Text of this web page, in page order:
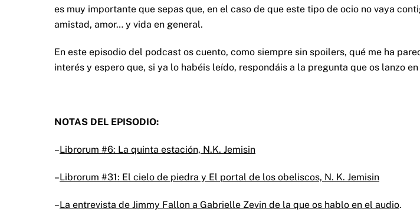
es muy importante que sepas que, en el caso de que este tipo de ocio no vaya
amistad, amor… y vida en general.
En este episodio del podcast os cuento, como siempre sin spoilers, qué me ha
interés y espero que, si ya lo habéis leído, respondáis a la pregunta que os lanzo
NOTAS DEL EPISODIO:
–Librorum #6: La quinta estación, N.K. Jemisin
–Librorum #31: El cielo de piedra y El portal de los obeliscos, N. K. Jemisin
–La entrevista de Jimmy Fallon a Gabrielle Zevin de la que os hablo en el audio.